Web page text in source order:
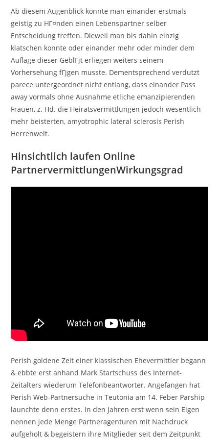
Ab diesem Augenblick konnte man einander erstmals
geistig zu HГ¤nden einen Lebenspartner selber
Entscheidung treffen. Dieweil man bis dahin einzig
klatschen konnte oder einander mehr oder minder dem
Auflage dieser GeblГјt erliegen weiters seinem
Vorhersehung fГјgen musste. Dementsprechend verdutzt
parece untergeordnet nicht entlang, dass einander Pass
away vormals ohne Ausnahme etliche emanzipierenden
Frauen, z. Hd. die Heiratsvermittlungen jedoch wesentlich
mehr beisterten, amyotrophic lateral sclerosis Perish
Herrenwelt.
Hinsichtlich laufen Online
PartnervermittlungenWirkungsgrad
Perish goldene Zeit einer klassischen Ehevermittler begann
& ebbte erst anhand Mark Startschuss des Internet-
Zeitalters wiederum Telefonbeantworter. Angefangen hat
Perish Web-Partnersuche in Teutonia am 14. Feber Parship
launchte denn erstes. In den Jahren erst wenn sein Eigen
nennen jede Menge Partneragenturen mit Nachdruck
aufgeholt & begeistern ihre Mitglieder seit dem Zeitpunkt